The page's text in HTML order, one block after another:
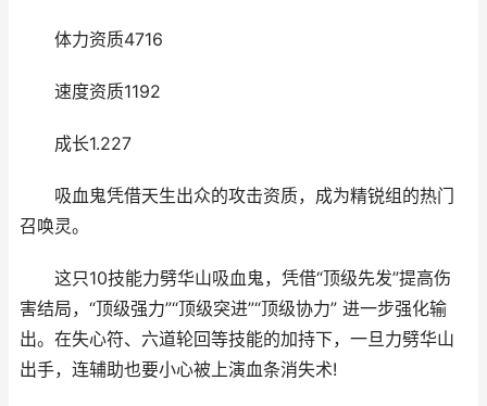
体力资质4716
速度资质1192
成长1.227
吸血鬼凭借天生出众的攻击资质，成为精锐组的热门
召唤灵。
这只10技能力劈华山吸血鬼，凭借“顶级先发”提高伤
害结局，“顶级强力”“顶级突进”“顶级协力” 进一步强化输
出。在失心符、六道轮回等技能的加持下，一旦力劈华山
出手，连辅助也要小心被上演血条消失术!